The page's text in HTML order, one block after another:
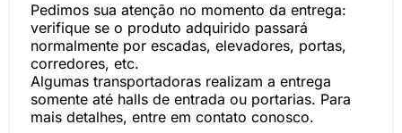
Pedimos sua atenção no momento da entrega:
verifique se o produto adquirido passará
normalmente por escadas, elevadores, portas,
corredores, etc.
Algumas transportadoras realizam a entrega
somente até halls de entrada ou portarias. Para
mais detalhes, entre em contato conosco.